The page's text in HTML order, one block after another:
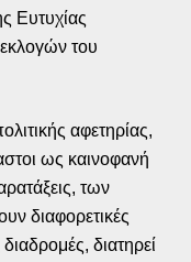
Ευτυχίας
του
αφετηρίας,
ως καινοφανή
των
διαφορετικές
διατηρεί